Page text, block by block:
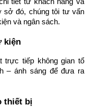
sở đó, chúng tôi tư vấn
và ngân sách.
kiện
trực tiếp không gian tổ
– ánh sáng để đưa ra
thiết bị